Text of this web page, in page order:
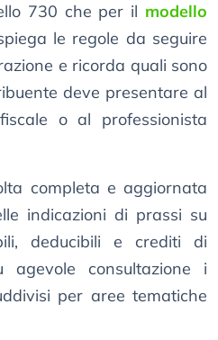
730 che per il modello
le regole da seguire
e ricorda quali sono
deve presentare al
o al professionista
completa e aggiornata
indicazioni di prassi su
deducibili e crediti di
consultazione i
per aree tematiche